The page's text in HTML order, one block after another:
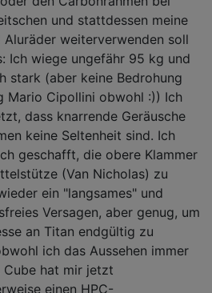
und stattdessen meine
Aluräder weiterverwenden soll
Ich wiege ungefähr 95 kg und
stark (aber keine Bedrohung
Mario Cipollini obwohl :)) Ich
dass knarrende Geräusche
keine Seltenheit sind. Ich
geschafft, die obere Klammer
(Van Nicholas) zu
ein "langsames" und
Versagen, aber genug, um
an Titan endgültig zu
ich das Aussehen immer
Cube hat mir jetzt
einen HPC-